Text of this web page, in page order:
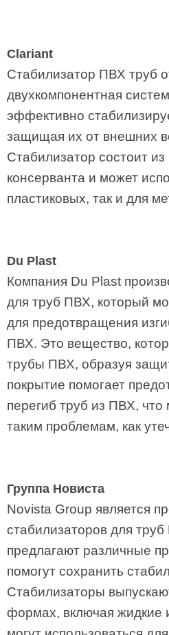
Clariant
Стабилизатор ПВХ труб
двухкомпонентная
эффективно
защищая их от внешних
Стабилизатор состоит из
консерванта и может
пластиковых, так и для
Du Plast
Компания Du Plast
для труб ПВХ, который
для предотвращения
ПВХ. Это вещество,
трубы ПВХ, образуя
покрытие помогает
перегиб труб из ПВХ, что
таким проблемам, как
Группа Новиста
Novista Group является
стабилизаторов для
предлагают различные
помогут сохранить
Стабилизаторы
формах, включая жидкие